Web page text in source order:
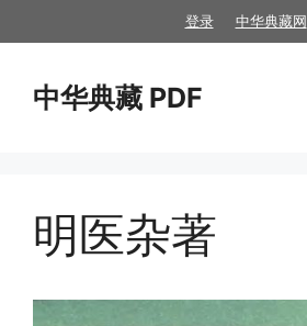
至
登录 中华典藏网
中华典藏 PDF
明医杂著